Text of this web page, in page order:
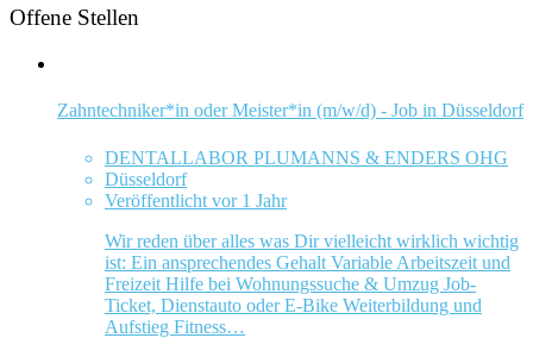
Offene Stellen
Zahntechniker*in oder Meister*in (m/w/d) - Job in Düsseldorf
DENTALLABOR PLUMANNS & ENDERS OHG
Düsseldorf
Veröffentlicht vor 1 Jahr
Wir reden über alles was Dir vielleicht wirklich wichtig
ist: Ein ansprechendes Gehalt Variable Arbeitszeit und
Freizeit Hilfe bei Wohnungssuche & Umzug Job-
Ticket, Dienstauto oder E-Bike Weiterbildung und
Aufstieg Fitness…